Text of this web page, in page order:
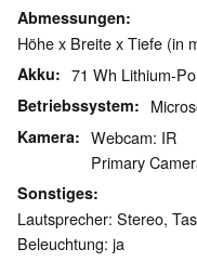
Abmessungen
Höhe x Breite x Tiefe (in
Akku 71 Wh Lithium-
Betriebssystem
Kamera
Webcam: IR
Primary
Sonstiges
Lautsprecher: Stereo,
Beleuchtung: ja